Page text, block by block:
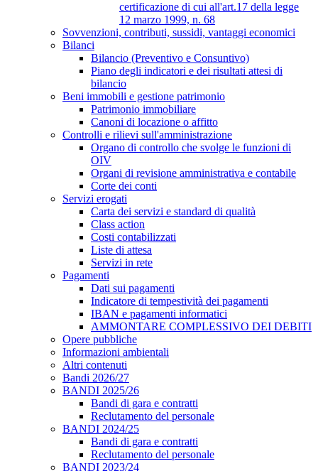
certificazione di cui all'art.17 della legge
12 marzo 1999, n. 68
Sovvenzioni, contributi, sussidi, vantaggi economici
Bilanci
Bilancio (Preventivo e Consuntivo)
Piano degli indicatori e dei risultati attesi di
bilancio
Beni immobili e gestione patrimonio
Patrimonio immobiliare
Canoni di locazione o affitto
Controlli e rilievi sull'amministrazione
Organo di controllo che svolge le funzioni di
OIV
Organi di revisione amministrativa e contabile
Corte dei conti
Servizi erogati
Carta dei servizi e standard di qualità
Class action
Costi contabilizzati
Liste di attesa
Servizi in rete
Pagamenti
Dati sui pagamenti
Indicatore di tempestività dei pagamenti
IBAN e pagamenti informatici
AMMONTARE COMPLESSIVO DEI DEBITI
Opere pubbliche
Informazioni ambientali
Altri contenuti
Bandi 2026/27
BANDI 2025/26
Bandi di gara e contratti
Reclutamento del personale
BANDI 2024/25
Bandi di gara e contratti
Reclutamento del personale
BANDI 2023/24